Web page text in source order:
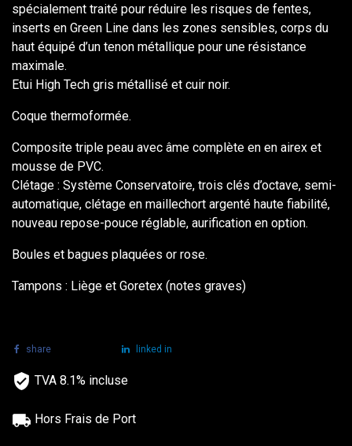
spécialement traité pour réduire les risques de fentes,
inserts en Green Line dans les zones sensibles, corps du
haut équipé d’un tenon métallique pour une résistance
maximale.
Etui High Tech gris métallisé et cuir noir.
Coque thermoformée.
Composite triple peau avec âme complète en en airex et
mousse de PVC.
Clétage : Système Conservatoire, trois clés d’octave, semi-
automatique, clétage en maillechort argenté haute fiabilité,
nouveau repose-pouce réglable, aurification en option.
Boules et bagues plaquées or rose.
Tampons : Liège et Goretex (notes graves)
share linked in
TVA 8.1% incluse
Hors Frais de Port